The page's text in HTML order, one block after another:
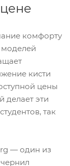
комфорту
моделей
кисти
цены
делает эти
так
— один из